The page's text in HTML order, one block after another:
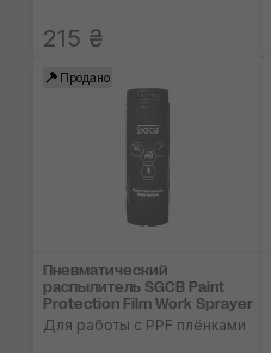
215 ₴
Продано
Пневматический
распылитель SGCB Paint
Protection Film Work Sprayer
Для работы с PPF плёнками